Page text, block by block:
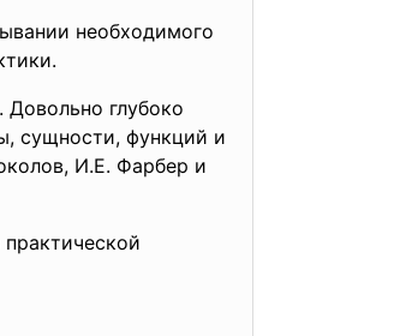
необходимого
глубоко
сущности, функций и
И.Е. Фарбер и